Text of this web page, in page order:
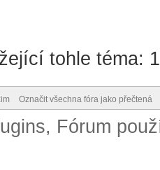
tohle téma:
Označit všechna fóra jako přečtená
Fórum